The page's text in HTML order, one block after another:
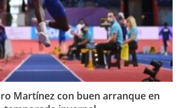
Martínez con buen arranque en